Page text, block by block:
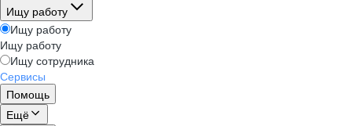
Ищу работу
Ищу работу
Ищу работу
Ищу сотрудника
Сервисы
Помощь
Ещё